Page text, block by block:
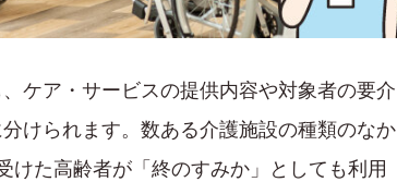
ケア・サービスの提供内容や対象者の要介
けられます。数ある介護施設の種類のなか
けた高齢者が「終のすみか」としても利用